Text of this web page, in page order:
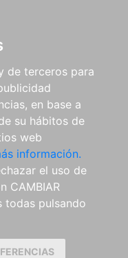
de terceros para
en base a
su hábitos de
web
información.
el uso de
CAMBIAR
todas pulsando